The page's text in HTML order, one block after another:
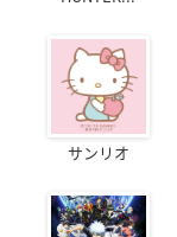
サンリオ